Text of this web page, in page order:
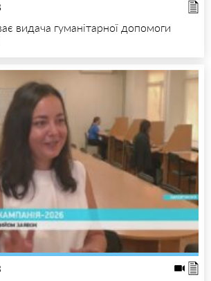
видача гуманітарної допомоги